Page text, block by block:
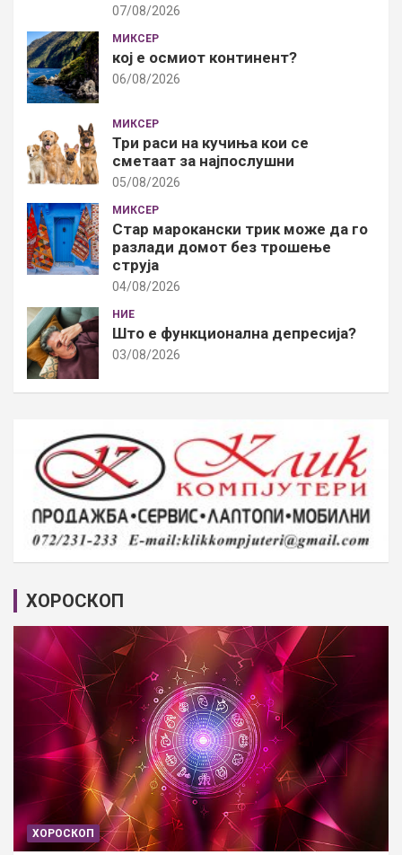
07/08/2026
МИКСЕР
кој е осмиот континент?
06/08/2026
МИКСЕР
Три раси на кучиња кои се
сметаат за најпослушни
05/08/2026
МИКСЕР
Стар марокански трик може да го
разлади домот без трошење
струја
04/08/2026
НИЕ
Што е функционална депресија?
03/08/2026
ХОРОСКОП
ХОРОСКОП